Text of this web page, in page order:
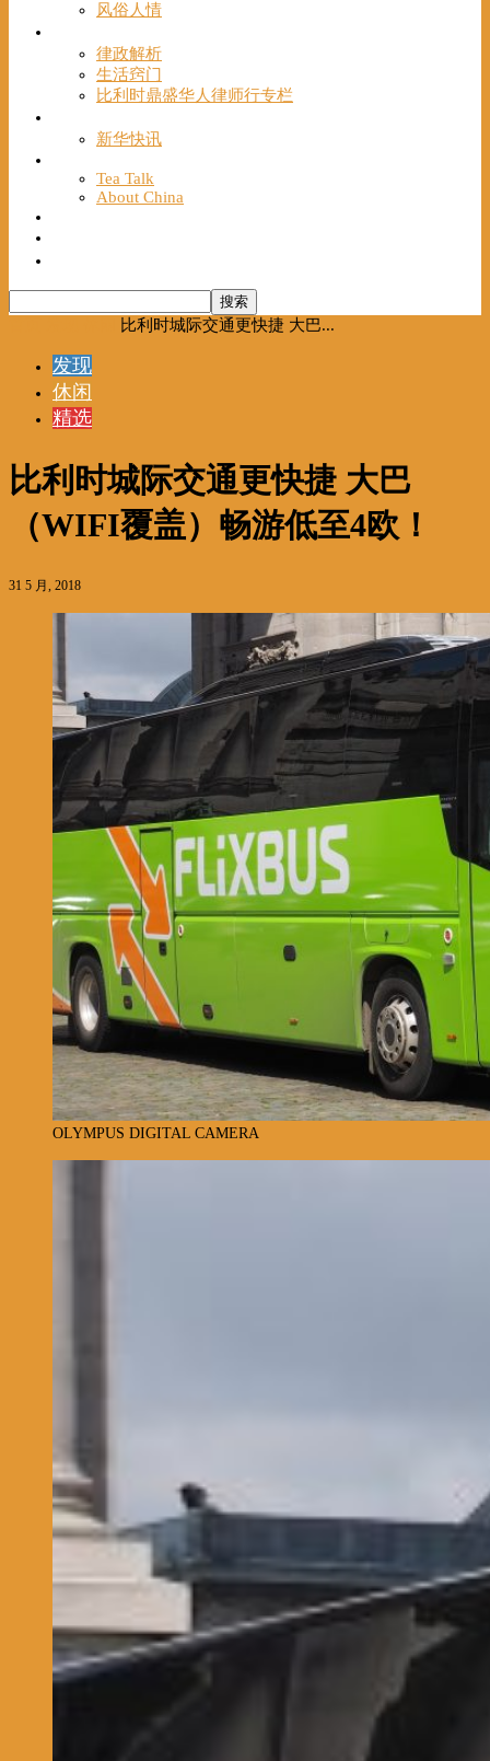
风俗人情
律政解析
生活窍门
比利时鼎盛华人律师行专栏
新华快讯
Tea Talk
About China
比利时城际交通更快捷 大巴...
发现
休闲
精选
比利时城际交通更快捷 大巴
（WIFI覆盖）畅游低至4欧！
31 5 月, 2018
OLYMPUS DIGITAL CAMERA